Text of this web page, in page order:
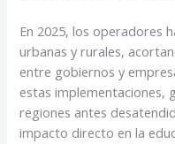
En 2025, los operadores
urbanas y rurales,
entre gobiernos y
estas implementaciones,
regiones antes
impacto directo en la